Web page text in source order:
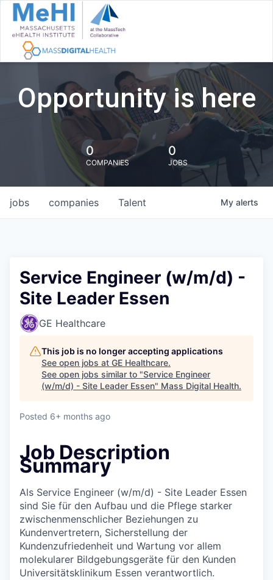
Opportunity is here
0
COMPANIES
0
JOBS
jobs companies Talent My alerts
Service Engineer (w/m/d) -
Site Leader Essen
GE Healthcare
This job is no longer accepting applications
See open jobs at GE Healthcare.
See open jobs similar to "Service Engineer
(w/m/d) - Site Leader Essen" Mass Digital Health.
Posted 6+ months ago
Job Description
Summary
Als Service Engineer (w/m/d) - Site Leader Essen
sind Sie für den Aufbau und die Pflege starker
zwischenmenschlicher Beziehungen zu
Kundenvertretern, Sicherstellung der
Kundenzufriedenheit und Wartung vor allem
molekularer Bildgebungsgeräte für den Kunden
Universitätsklinikum Essen verantwortlich.